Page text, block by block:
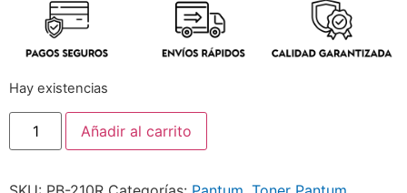
Hay existencias
Añadir al carrito